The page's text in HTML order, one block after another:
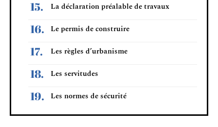
La déclaration préalable de travaux
Le permis de construire
Les règles d’urbanisme
Les servitudes
Les normes de sécurité